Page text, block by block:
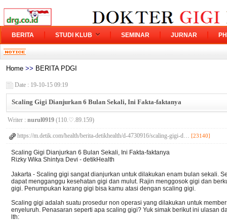
BERITA STUDI KLUB SEMINAR JURNAR
Home >> BERITA PDGI
Date : 19-10-15 09:19
Scaling Gigi Dianjurkan 6 Bulan Sekali, Ini Fakta-faktanya
Writer : nurul0919(110.♡.89.159)
https://m.detik.com/health/berita-detikhealth/d-4730916/scaling-gigi-d… [23140]
Scaling Gigi Dianjurkan 6 Bulan Sekali, Ini Fakta-faktanya
Rizky Wika Shintya Devi - detikHealth
Jakarta - Scaling gigi sangat dianjurkan untuk dilakukan enam bulan sekali.
dapat mengganggu kesehatan gigi dan mulut. Rajin menggosok gigi dan
gigi. Penumpukan karang gigi bisa kamu atasi dengan scaling gigi.
Scaling gigi adalah suatu prosedur non operasi yang dilakukan untuk
enyeluruh. Penasaran seperti apa scaling gigi? Yuk simak berikut ini ulasan
lth: